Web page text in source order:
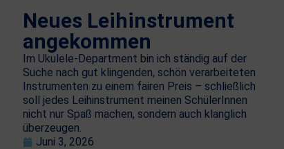
Neues Leihinstrument
angekommen
Im Ukulele-Department bin ich ständig auf der
Suche nach gut klingenden, schön verarbeiteten
Instrumenten zu einem fairen Preis – schließlich
soll jedes Leihinstrument meinen SchülerInnen
nicht nur Spaß machen, sondern auch klanglich
überzeugen.
Juni 3, 2026